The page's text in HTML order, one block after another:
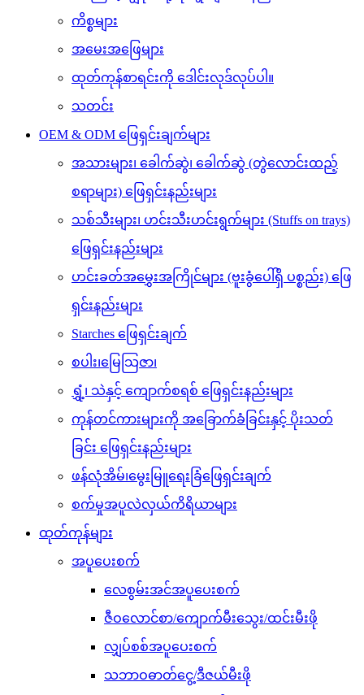
ကိစ္စများ
အမေးအဖြေများ
ထုတ်ကုန်စာရင်းကို ဒေါင်းလုဒ်လုပ်ပါ။
သတင်း
OEM & ODM ဖြေရှင်းချက်များ
အသားများ၊ ခေါက်ဆွဲ၊ ခေါက်ဆွဲ (တွဲလောင်းထည့်
စရာများ) ဖြေရှင်းနည်းများ
သစ်သီးများ၊ ဟင်းသီးဟင်းရွက်များ (Stuffs on trays)
ဖြေရှင်းနည်းများ
ဟင်းခတ်အမွှေးအကြိုင်များ (ဗူးခွံပေါ်ရှိ ပစ္စည်း) ဖြေ
ရှင်းနည်းများ
Starches ဖြေရှင်းချက်
စပါး၊မြေသြဇာ၊
ရွှံ့၊ သဲနှင့် ကျောက်စရစ် ဖြေရှင်းနည်းများ
ကုန်တင်ကားများကို အခြောက်ခံခြင်းနှင့် ပိုးသတ်
ခြင်း ဖြေရှင်းနည်းများ
ဖန်လုံအိမ်၊မွေးမြူရေးခြံဖြေရှင်းချက်
စက်မှုအပူလဲလှယ်ကိရိယာများ
ထုတ်ကုန်များ
အပူပေးစက်
လေစွမ်းအင်အပူပေးစက်
ဇီဝလောင်စာ/ကျောက်မီးသွေး/ထင်းမီးဖို
လျှပ်စစ်အပူပေးစက်
သဘာဝဓာတ်ငွေ့/ဒီဇယ်မီးဖို